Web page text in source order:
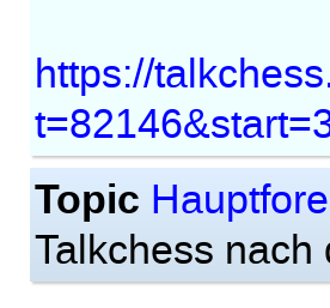
https://
Topic
Talkchess